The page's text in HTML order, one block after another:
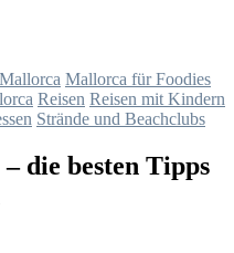
Mallorca Mallorca für Foodies
Reisen Reisen mit Kindern
Strände und Beachclubs
die besten Tipps